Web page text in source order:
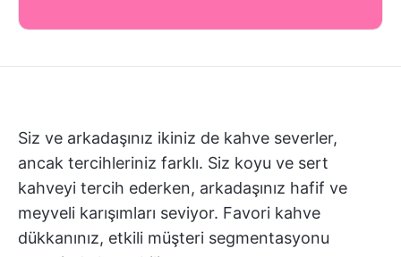
Siz ve arkadaşınız ikiniz de kahve severler,
ancak tercihleriniz farklı. Siz koyu ve sert
kahveyi tercih ederken, arkadaşınız hafif ve
meyveli karışımları seviyor. Favori kahve
dükkanınız, etkili müşteri segmentasyonu